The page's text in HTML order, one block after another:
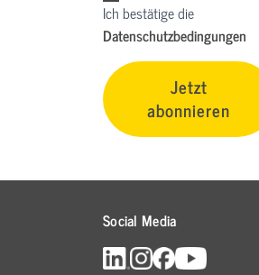
Ich bestätige die
Datenschutzbedingungen
Jetzt
abonnieren
Social Media